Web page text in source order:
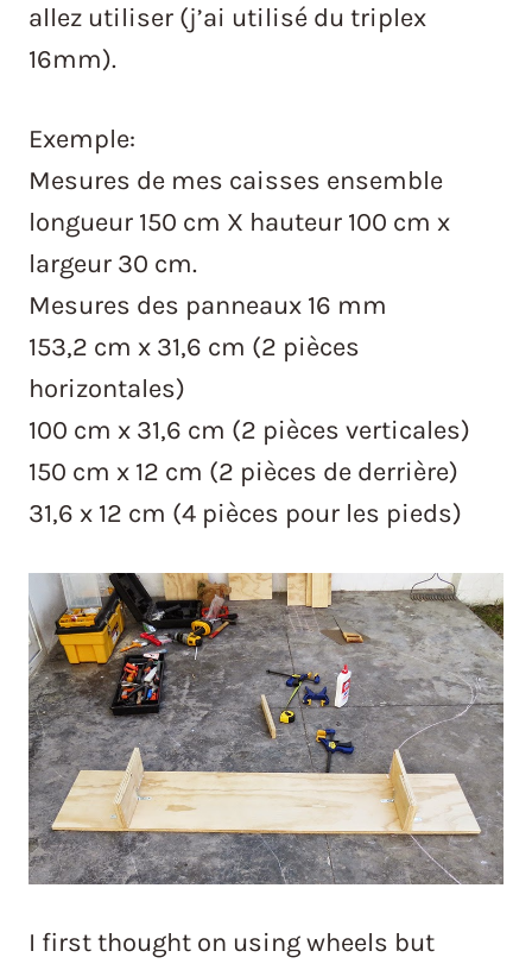
allez utiliser (j’ai utilisé du triplex
16mm).
Exemple:
Mesures de mes caisses ensemble
longueur 150 cm X hauteur 100 cm x
largeur 30 cm.
Mesures des panneaux 16 mm
153,2 cm x 31,6 cm (2 pièces
horizontales)
100 cm x 31,6 cm (2 pièces verticales)
150 cm x 12 cm (2 pièces de derrière)
31,6 x 12 cm (4 pièces pour les pieds)
I first thought on using wheels but